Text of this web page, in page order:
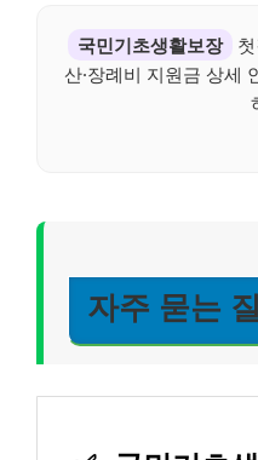
국민기초생활보장
산·장례비 지원금 상세
자주 묻는